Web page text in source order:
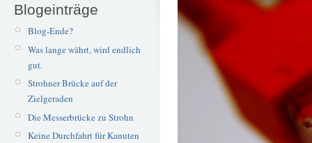
Blogeinträge
Blog-Ende?
Was lange währt, wird endlich
gut.
Strohner Brücke auf der
Zielgeraden
Die Messerbrücke zu Strohn
Keine Durchfahrt für Kanuten